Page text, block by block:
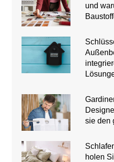
und
sie den
holen